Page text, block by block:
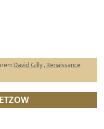
David Gilly,Renaissance